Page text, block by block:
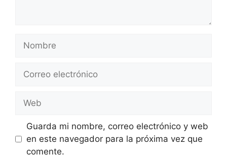
electrónico
Guarda mi nombre, correo electrónico y web
en este navegador para la próxima vez que
comente.